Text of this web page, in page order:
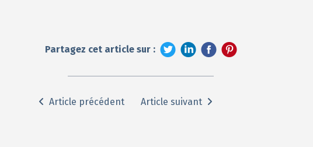
Partagez cet article sur :
Article précédent Article suivant